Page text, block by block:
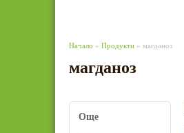
Начало » Продукти » магданоз
магданоз
Още